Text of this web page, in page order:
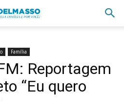
Família
Reportagem
“Eu quero